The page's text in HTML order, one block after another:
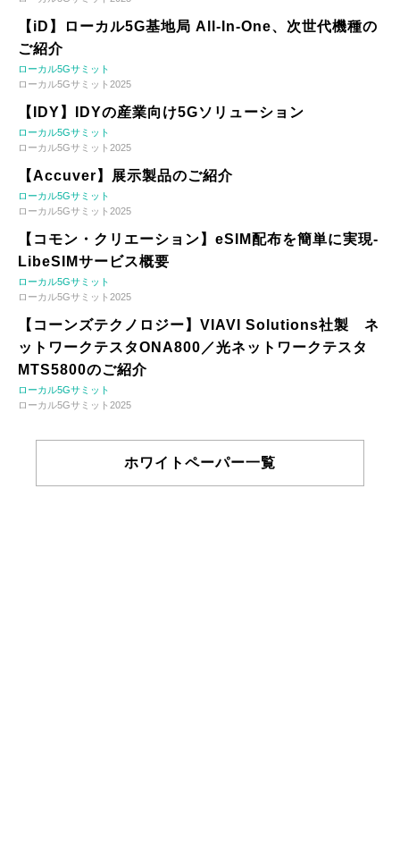
【iD】ローカル5G基地局 All-In-One、次世代機種の
ご紹介
ローカル5Gサミット
ローカル5Gサミット2025
【IDY】IDYの産業向け5Gソリューション
ローカル5Gサミット
ローカル5Gサミット2025
【Accuver】展示製品のご紹介
ローカル5Gサミット
ローカル5Gサミット2025
【コモン・クリエーション】eSIM配布を簡単に実現-
LibeSIMサービス概要
ローカル5Gサミット
ローカル5Gサミット2025
【コーンズテクノロジー】VIAVI Solutions社製 ネ
ットワークテスタONA800／光ネットワークテスタ
MTS5800のご紹介
ローカル5Gサミット
ローカル5Gサミット2025
ホワイトペーパー一覧